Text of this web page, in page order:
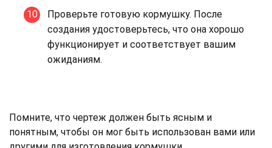
Проверьте готовую кормушку. После
создания удостоверьтесь, что она хорошо
функционирует и соответствует вашим
ожиданиям.
Помните, что чертеж должен быть ясным и
понятным, чтобы он мог быть использован вами или